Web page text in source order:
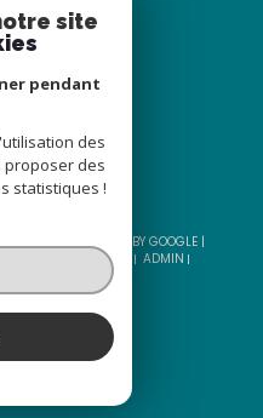
POWERED BY GOOGLE |
MENTIONS LÉGALES
ADMIN
RGPD
site
pendant
des
proposer des
statistiques !